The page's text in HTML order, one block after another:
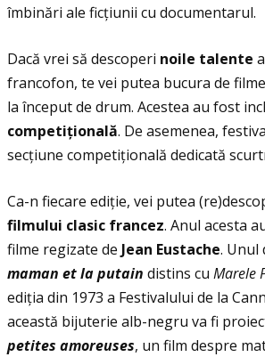
îmbinări ale ficţiunii cu documentarul.
Dacă vrei să descoperi noile talente
francofon, te vei putea bucura de
la început de drum. Acestea au fost
competiţională. De asemenea,
secţiune competiţională dedicată
Ca-n fiecare ediţie, vei putea
filmului clasic francez. Anul acesta
filme regizate de Jean Eustache. Unul
maman et la putain distins cu Marele
ediţia din 1973 a Festivalului de la
această bijuterie alb-negru va fi
petites amoreuses, un film despre